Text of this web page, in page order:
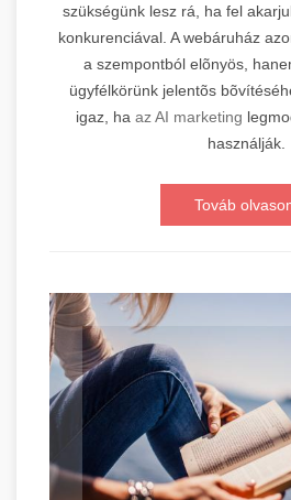
szükségünk lesz rá, ha fel
konkurenciával. A webáruház
a szempontból elõnyös,
ügyfélkörünk jelentõs
igaz, ha az AI marketing
használják.
Továb